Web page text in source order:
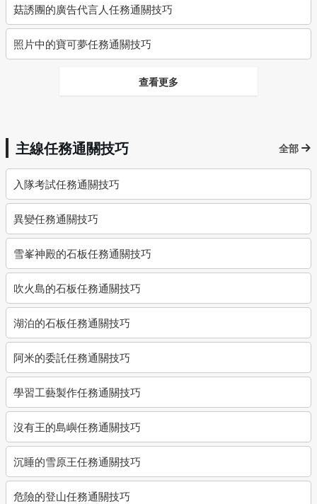
菇誘團的廣告代言人任務通關技巧
照片中的寶可夢任務通關技巧
查看更多
主線任務通關技巧 全部
入隊考試任務通關技巧
異變任務通關技巧
雪峯神殿的石板任務通關技巧
吹火島的石板任務通關技巧
湖泊的石板任務通關技巧
阿米的委託任務通關技巧
學習工藝製作任務通關技巧
沒有王的島嶼任務通關技巧
沉睡的雪原王任務通關技巧
危險的登山任務通關技巧